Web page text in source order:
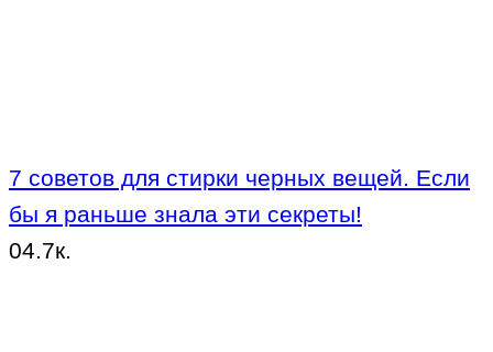
7 советов для стирки черных вещей. Если
бы я раньше знала эти секреты!
04.7к.